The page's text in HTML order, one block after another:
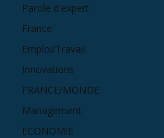
Parole d'expert
France
Emploi/Travail
Innovations
FRANCE/MONDE
Management
ECONOMIE